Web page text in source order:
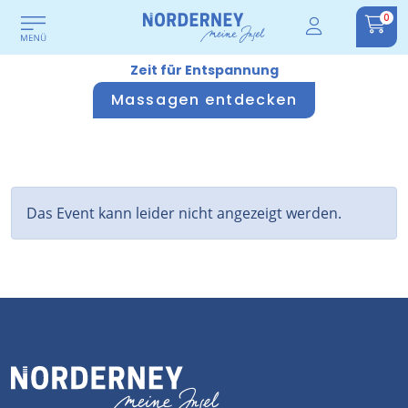
0
Zeit für Entspannung
Massagen entdecken
Das Event kann leider nicht angezeigt werden.